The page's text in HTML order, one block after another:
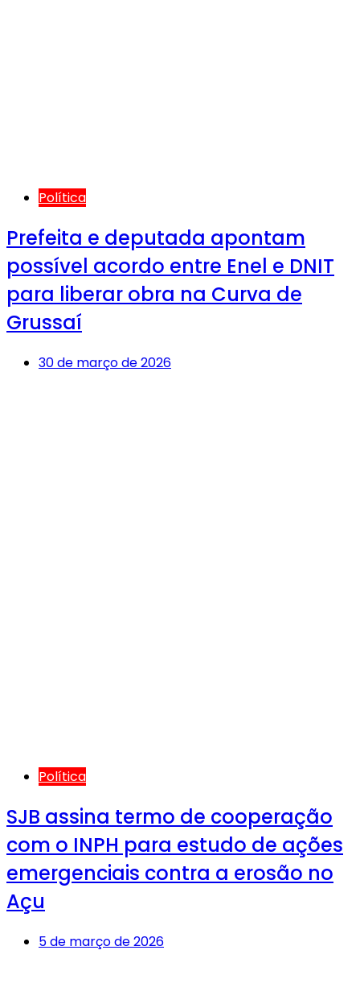
Política
Prefeita e deputada apontam
possível acordo entre Enel e DNIT
para liberar obra na Curva de
Grussaí
30 de março de 2026
Política
SJB assina termo de cooperação
com o INPH para estudo de ações
emergenciais contra a erosão no
Açu
5 de março de 2026